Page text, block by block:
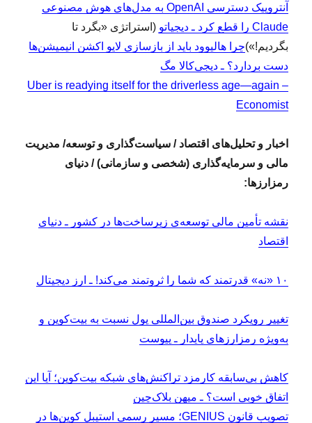
آنتروپیک دسترسی OpenAI به مدل‌های هوش مصنوعی
Claude را قطع کرد ـ دیجیاتو
(استراتژی «بگرد تا
بگردیم!»)چرا هالیوود باید از بازسازی لایو اکشن انیمیشن‌ها
دست بردارد؟ ـ دیجی‌کالا مگ
Uber is readying itself for the driverless age—again –
Economist
اخبار و تحلیل‌های اقتصاد / سیاست‌گذاری و توسعه/ مدیریت
مالی و سرمایه‌گذاری (شخصی و سازمانی) / دنیای
رمزارزها:
نقشه تأمین مالی توسعه‌ی زیرساخت‌ها در کشور ـ دنیای
اقتصاد
۱۰ «نه» قدرتمند که شما را ثروتمند می‌کند! ـ ارز دیجیتال
تغییر رویکرد صندوق بین‌المللی پول نسبت به بیت‌کوین و
به‌ویژه رمزارزهای پایدار ـ پیوست
کاهش بی‌سابقه کارمزد تراکنش‌های شبکه بیت‌کوین؛ آیا این
اتفاق خوبی است؟ ـ میهن بلاک‌چین
تصویب قانون GENIUS؛ مسیر رسمی استیبل‌ کوین‌ها در